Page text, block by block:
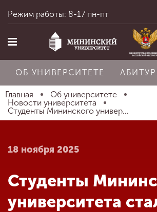
Главная
Абитуриенту
Режим работы: 8-17 пн-пт
ОБ УНИВЕРСИТЕТЕ
Главная
Об университете
Новости университета
Студенты Мининского универ...
18 ноября 2025
Студенты
университета